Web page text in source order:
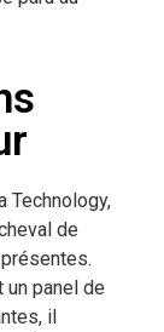
Technology,
de
panel de
il